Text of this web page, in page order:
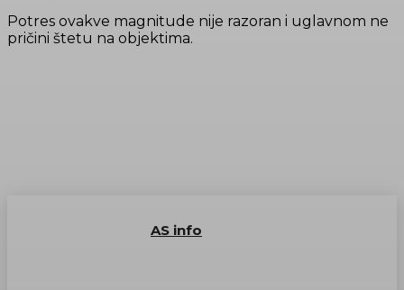
Potres ovakve magnitude nije razoran i uglavnom ne
pričini štetu na objektima.
AS info